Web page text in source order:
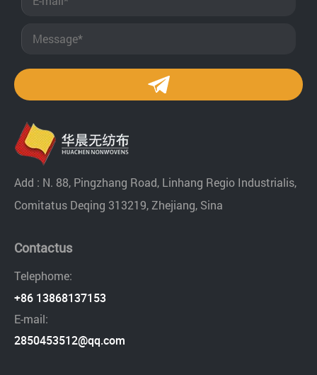
Add : N. 88, Pingzhang Road, Linhang Regio Industrialis,
Comitatus Deqing 313219, Zhejiang, Sina
Contactus
Telephome:
+86 13868137153
E-mail:
2850453512@qq.com